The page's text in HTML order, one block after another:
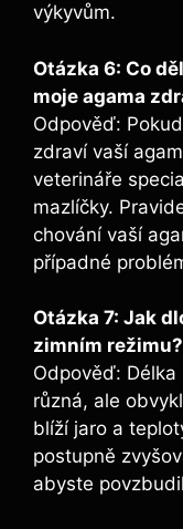
výkyvům.
Otázka 6: Co
moje agama
Odpověď:
zdraví vaší
veterináře
mazlíčky.
chování vaší
případné
Otázka 7: Jak
zimním režimu?
Odpověď:
různá, ale
blíží jaro a
postupně
abyste